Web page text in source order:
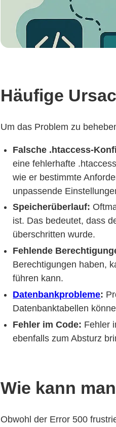
Häufige
Um das Problem zu
Falsche .htaccess-
eine fehlerhafte
wie er bestimmte
unpassende
Speicherüberlauf:
ist. Das bedeutet, dass
überschritten wurde.
Fehlende
Berechtigungen haben,
führen kann.
Datenbankprobleme:
Datenbanktabellen
Fehler im Code: Fehler
ebenfalls zum Absturz
Wie kann
Obwohl der Error 500